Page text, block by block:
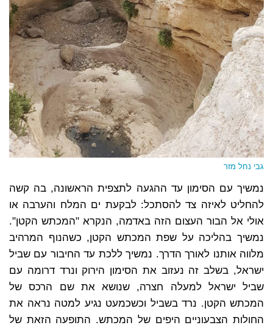
גבי נחל מזר
נמשיך עם הסימון עד ההגעה לתצפית הראשונה, בה קשה
להחליט לאיזה צד להסתכל: לבקעת ים המלח והערבה או
אולי אל הבור העצום הזה באדמה, הנקרא "המכתש הקטן".
נמשיך בהליכה על שפת המכתש הקטן, כשהנוף המרהיב
מלווה אותנו לאורך הדרך. נמשיך ללכת עד החיבור עם שביל
ישראל, בשלב זה נעזוב את הסימון הירוק ונרד דרומה עם
שביל ישראל למעלה חצרה, שנושא את שם הרכס של
המכתש הקטן. נרד בשביל וכשכמעט נגיע למטה נראה את
החולות הצבעוניים היפים של המכתש. התופעה הזאת של